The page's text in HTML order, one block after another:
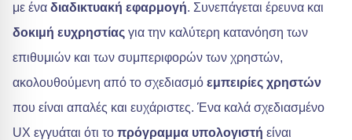
με ένα διαδικτυακή εφαρμογή. Συνεπάγεται έρευνα και
δοκιμή ευχρηστίας για την καλύτερη κατανόηση των
επιθυμιών και των συμπεριφορών των χρηστών,
ακολουθούμενη από το σχεδιασμό εμπειρίες χρηστών
που είναι απαλές και ευχάριστες. Ένα καλά σχεδιασμένο
UX εγγυάται ότι το πρόγραμμα υπολογιστή είναι